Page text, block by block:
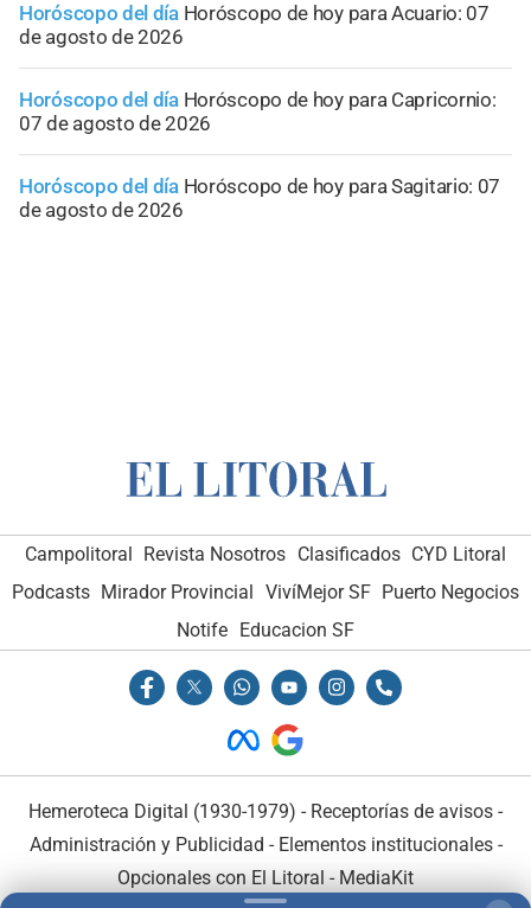
Horóscopo del día Horóscopo de hoy para Acuario: 07
de agosto de 2026
Horóscopo del día Horóscopo de hoy para Capricornio:
07 de agosto de 2026
Horóscopo del día Horóscopo de hoy para Sagitario: 07
de agosto de 2026
Campolitoral Revista Nosotros Clasificados CYD Litoral
Podcasts Mirador Provincial VivíMejor SF Puerto Negocios
Notife Educacion SF
Hemeroteca Digital (1930-1979) - Receptorías de avisos -
Administración y Publicidad - Elementos institucionales-
Opcionales con El Litoral - MediaKit